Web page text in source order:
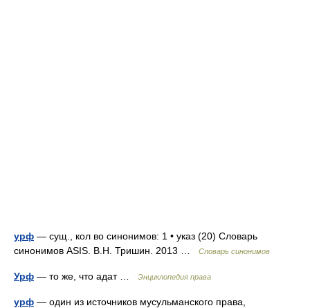
урф — сущ., кол во синонимов: 1 • указ (20) Словарь
синонимов ASIS. В.Н. Тришин. 2013 …
Словарь синонимов
Урф — то же, что адат … Энциклопедия права
урф — один из источников мусульманского права,